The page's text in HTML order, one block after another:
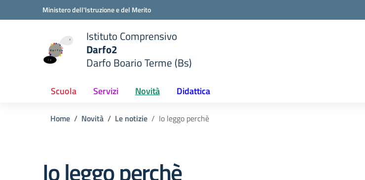
Vai ai contenuti
Vai al menu di navigazioneMinistero dell'Istruzione e del Merito
scuola
Istituto Comprensivo
Darfo2
Darfo Boario Terme (Bs)
Scuola Servizi Novità Didattica
Home Novità Le notizie Io leggo perchè
Io leggo perchè